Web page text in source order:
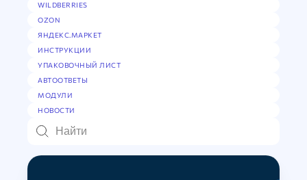
WILDBERRIES
OZON
ЯНДЕКС.МАРКЕТ
ИНСТРУКЦИИ
УПАКОВОЧНЫЙ ЛИСТ
АВТООТВЕТЫ
МОДУЛИ
НОВОСТИ